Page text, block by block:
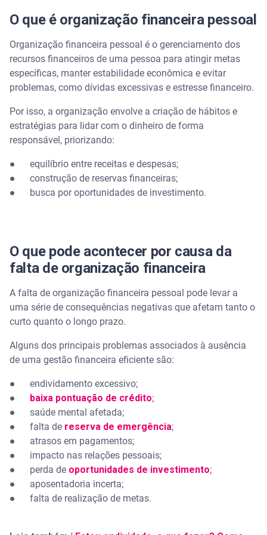
O que é organização financeira pessoal
Organização financeira pessoal é o gerenciamento dos
recursos financeiros de uma pessoa para atingir metas
específicas, manter estabilidade econômica e evitar
problemas, como dívidas excessivas e estresse financeiro.
Por isso, a organização envolve a criação de hábitos e
estratégias para lidar com o dinheiro de forma
responsável, priorizando:
● equilíbrio entre receitas e despesas;
● construção de reservas financeiras;
● busca por oportunidades de investimento.
O que pode acontecer por causa da
falta de organização financeira
A falta de organização financeira pessoal pode levar a
uma série de consequências negativas que afetam tanto o
curto quanto o longo prazo.
Alguns dos principais problemas associados à ausência
de uma gestão financeira eficiente são:
● endividamento excessivo;
●
baixa pontuação de crédito;
● saúde mental afetada;
● falta de reserva de emergência;
● atrasos em pagamentos;
● impacto nas relações pessoais;
● perda de oportunidades de investimento;
● aposentadoria incerta;
● falta de realização de metas.